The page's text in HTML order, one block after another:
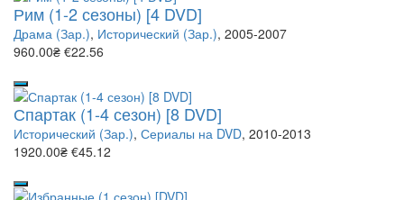
Рим (1-2 сезоны) [4 DVD]
Драма (Зар.), Исторический (Зар.), 2005-2007
960.00₴ €22.56
Спартак (1-4 сезон) [8 DVD]
Исторический (Зар.), Сериалы на DVD, 2010-2013
1920.00₴ €45.12